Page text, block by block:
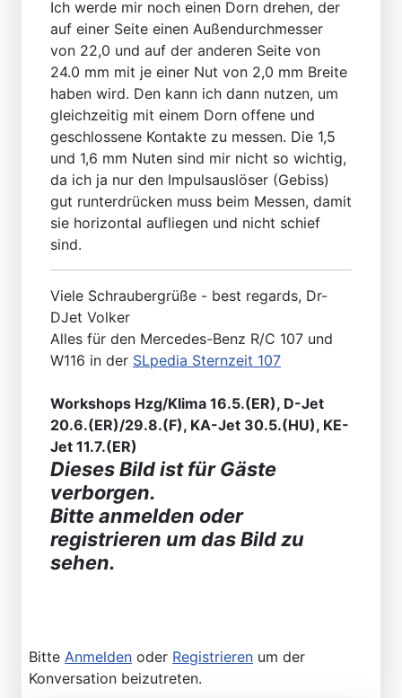
Ich werde mir noch einen Dorn drehen, der
auf einer Seite einen Außendurchmesser
von 22,0 und auf der anderen Seite von
24.0 mm mit je einer Nut von 2,0 mm Breite
haben wird. Den kann ich dann nutzen, um
gleichzeitig mit einem Dorn offene und
geschlossene Kontakte zu messen. Die 1,5
und 1,6 mm Nuten sind mir nicht so wichtig,
da ich ja nur den Impulsauslöser (Gebiss)
gut runterdrücken muss beim Messen, damit
sie horizontal aufliegen und nicht schief
sind.
Viele Schraubergrüße - best regards, Dr-
DJet Volker
Alles für den Mercedes-Benz R/C 107 und
W116 in der SLpedia Sternzeit 107
Workshops Hzg/Klima 16.5.(ER), D-Jet
20.6.(ER)/29.8.(F), KA-Jet 30.5.(HU), KE-
Jet 11.7.(ER)
Dieses Bild ist für Gäste
verborgen.
Bitte anmelden oder
registrieren um das Bild zu
sehen.
Bitte Anmelden oder Registrieren um der
Konversation beizutreten.